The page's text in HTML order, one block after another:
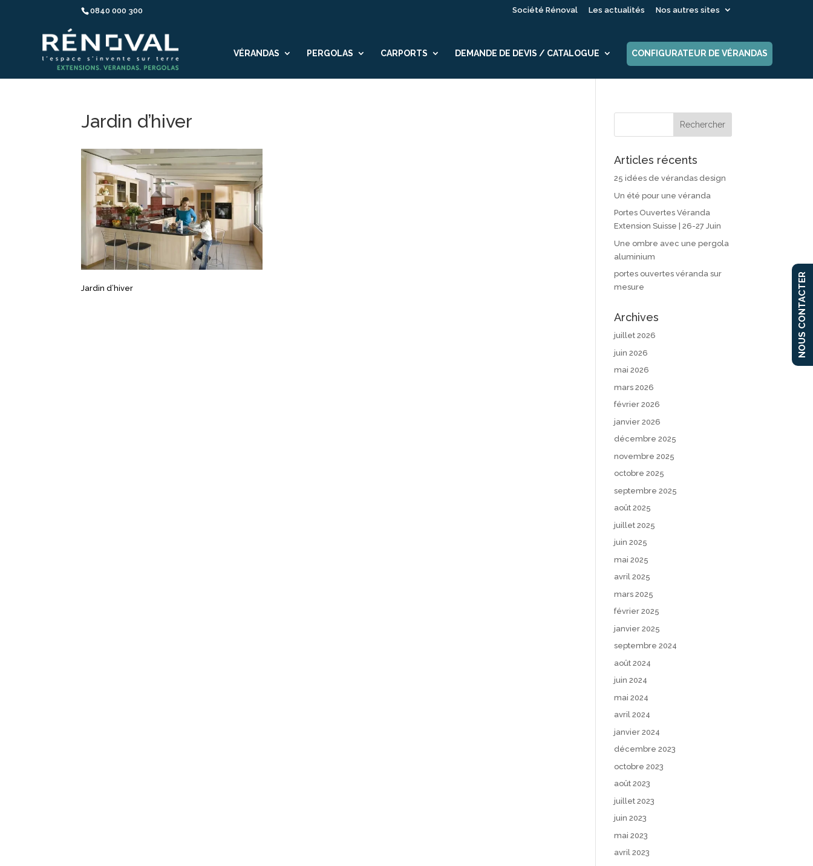
0840 000 300 Société Rénoval Les actualités Nos autres sites
VÉRANDAS PERGOLAS CARPORTS DEMANDE DE DEVIS / CATALOGUE CONFIGURATEUR DE VÉRANDAS
Jardin d’hiver
Jardin d’hiver
Articles récents
25 idées de vérandas design
Un été pour une véranda
Portes Ouvertes Véranda
Extension Suisse | 26-27 Juin
Une ombre avec une pergola
aluminium
portes ouvertes véranda sur
mesure
Archives
juillet 2026
juin 2026
mai 2026
mars 2026
février 2026
janvier 2026
décembre 2025
novembre 2025
octobre 2025
septembre 2025
août 2025
juillet 2025
juin 2025
mai 2025
avril 2025
mars 2025
février 2025
janvier 2025
septembre 2024
août 2024
juin 2024
mai 2024
avril 2024
janvier 2024
décembre 2023
octobre 2023
août 2023
juillet 2023
juin 2023
mai 2023
avril 2023
NOUS CONTACTER